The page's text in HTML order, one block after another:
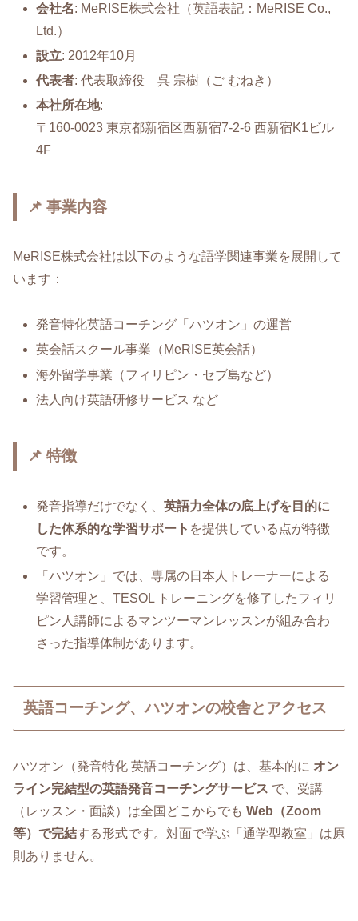
会社名: MeRISE株式会社（英語表記：MeRISE Co.,
Ltd.）
設立: 2012年10月
代表者: 代表取締役 呉 宗樹（ご むねき）
本社所在地:
〒160‑0023 東京都新宿区西新宿7‑2‑6 西新宿K1ビル
4F
📌 事業内容
MeRISE株式会社は以下のような語学関連事業を展開して
います：
発音特化英語コーチング「ハツオン」の運営
英会話スクール事業（MeRISE英会話）
海外留学事業（フィリピン・セブ島など）
法人向け英語研修サービス など
📌 特徴
発音指導だけでなく、英語力全体の底上げを目的に
した体系的な学習サポート を提供している点が特徴
です。
「ハツオン」では、専属の日本人トレーナーによる
学習管理と、TESOL トレーニングを修了したフィリ
ピン人講師によるマンツーマンレッスンが組み合わ
さった指導体制があります。
英語コーチング、ハツオンの校舎とアクセス
ハツオン（発音特化 英語コーチング）は、基本的に オン
ライン完結型の英語発音コーチングサービス で、受講
（レッスン・面談）は全国どこからでも Web（Zoom
等）で完結する形式です。対面で学ぶ「通学型教室」は原
則ありません。